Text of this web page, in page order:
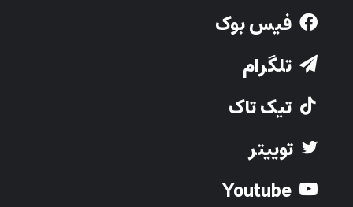
فیس بوک
تلگرام
تیک تاک
توییتر